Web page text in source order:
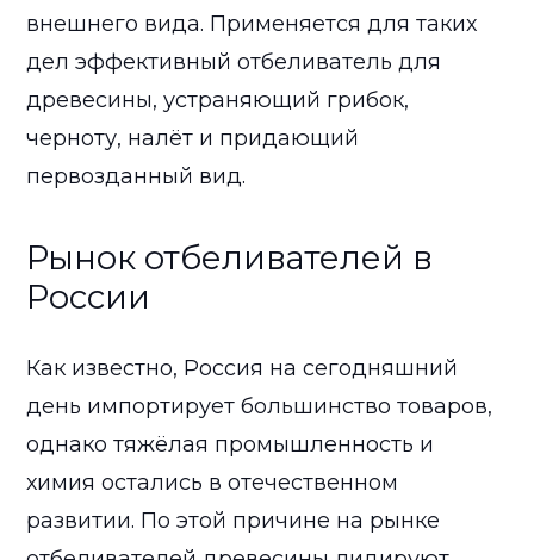
внешнего вида. Применяется для таких
дел эффективный отбеливатель для
древесины, устраняющий грибок,
черноту, налёт и придающий
первозданный вид.
Рынок отбеливателей в
России
Как известно, Россия на сегодняшний
день импортирует большинство товаров,
однако тяжёлая промышленность и
химия остались в отечественном
развитии. По этой причине на рынке